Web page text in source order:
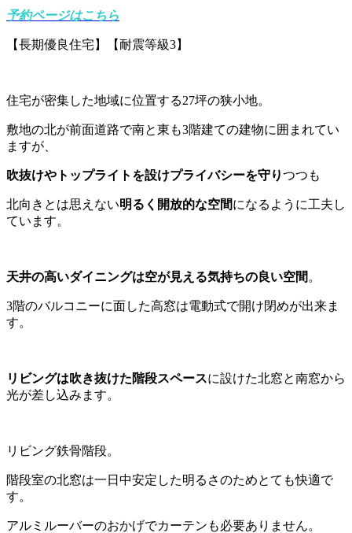
予約ページはこちら
【長期優良住宅】【耐震等級3】
住宅が密集した地域に位置する27坪の狭小地。
敷地の北が前面道路で南と東も3階建ての建物に囲まれてい
ますが、
吹抜けやトップライトを設けプライバシーを守りつつも
北向きとは思えない明るく開放的な空間になるように工夫し
ています。
天井の高いダイニングは空が見える気持ちの良い空間 。
3階のバルコニーに面した高窓は電動式で開け閉めが出来ま
す。
リビングは吹き抜けた階段スペースに設けた北窓と南窓から
光が差し込みます。
リビング鉄骨階段。
階段室の北窓は一日中安定した明るさのためとても快適で
す。
アルミルーバーのおかげでカーテンも必要ありません。